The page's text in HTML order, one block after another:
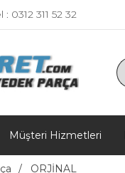
: 0312 311 52 32
Müşteri Hizmetleri
ORJİNAL